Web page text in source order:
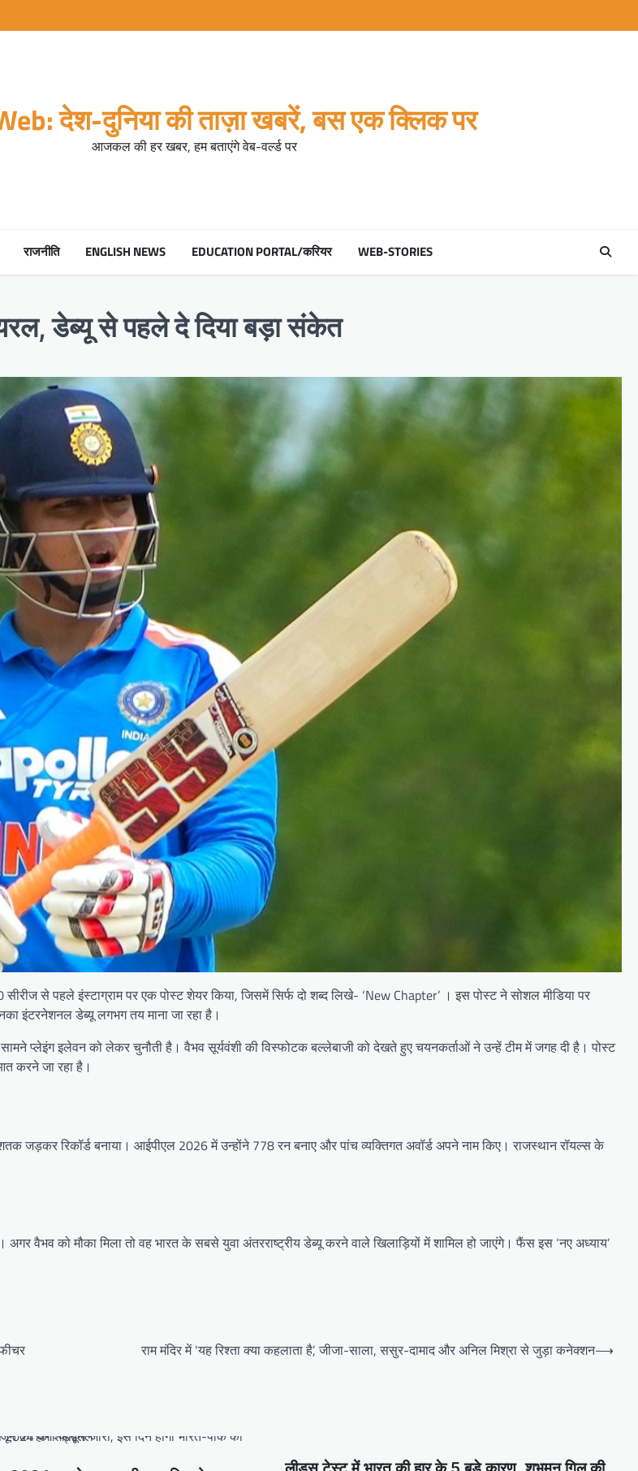
देश-दुनिया की ताज़ा खबरें, बस एक क्लिक पर
आजकल की हर खबर, हम बताएंगे वेब-वर्ल्ड पर
राजनीति ENGLISH NEWS EDUCATION PORTAL/करियर WEB-STORIES
डेब्यू से पहले दे दिया बड़ा संकेत
से पहले इंस्टाग्राम पर एक पोस्ट शेयर किया, जिसमें सिर्फ दो शब्द लिखे- ‘New Chapter’ । इस पोस्ट ने सोशल मीडिया पर
इंटरनेशनल डेब्यू लगभग तय माना जा रहा है।
प्लेइंग इलेवन को लेकर चुनौती है। वैभव सूर्यवंशी की विस्फोटक बल्लेबाजी को देखते हुए चयनकर्ताओं ने उन्हें टीम में जगह दी है। पोस्ट
करने जा रहा है।
रिकॉर्ड बनाया। आईपीएल 2026 में उन्होंने 778 रन बनाए और पांच व्यक्तिगत अवॉर्ड अपने नाम किए। राजस्थान रॉयल्स के
वैभव को मौका मिला तो वह भारत के सबसे युवा अंतरराष्ट्रीय डेब्यू करने वाले खिलाड़ियों में शामिल हो जाएंगे। फैंस इस ‘नए अध्याय’
राम मंदिर में ‘यह रिश्ता क्या कहलाता है’, जीजा-साला, ससुर-दामाद और अनिल मिश्रा से जुड़ा कनेक्शन⟶